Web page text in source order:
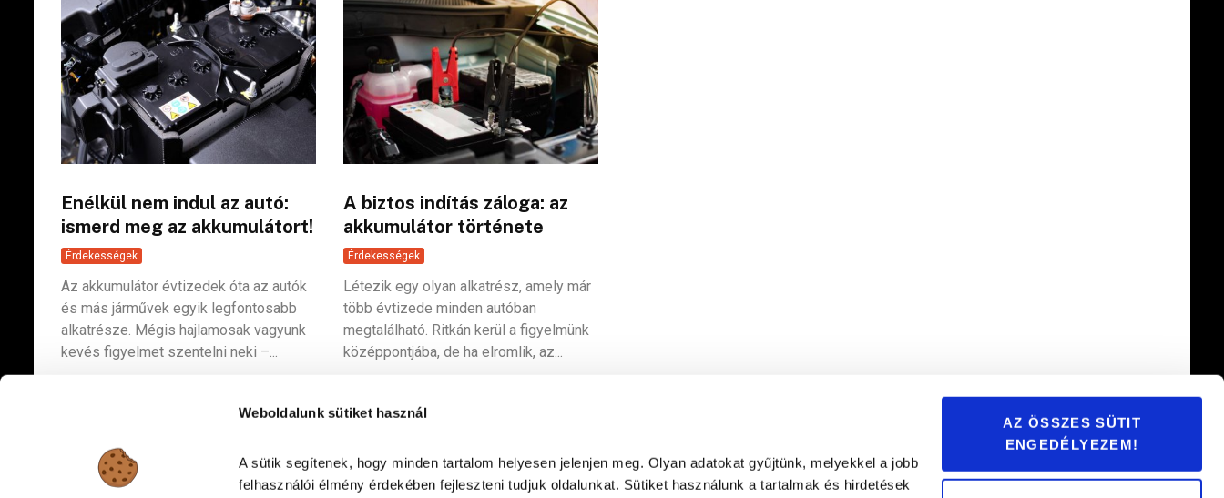
Weboldalunk sütiket használ
A sütik segítenek, hogy minden tartalom helyesen jelenjen meg. Olyan adatokat gyűjtünk, melyekkel a jobb
felhasználói élmény érdekében fejleszteni tudjuk oldalunkat. Sütiket használunk a tartalmak és hirdetések
AZ ÖSSZES SÜTIT
ENGEDÉLYEZEM!
Enélkül nem indul az autó:
ismerd meg az akkumulátort!
Érdekességek
Az akkumulátor évtizedek óta az autók
és más járművek egyik legfontosabb
alkatrésze. Mégis hajlamosak vagyunk
kevés figyelmet szentelni neki –...
A biztos indítás záloga: az
akkumulátor története
Érdekességek
Létezik egy olyan alkatrész, amely már
több évtizede minden autóban
megtalálható. Ritkán kerül a figyelmünk
középpontjába, de ha elromlik, az...